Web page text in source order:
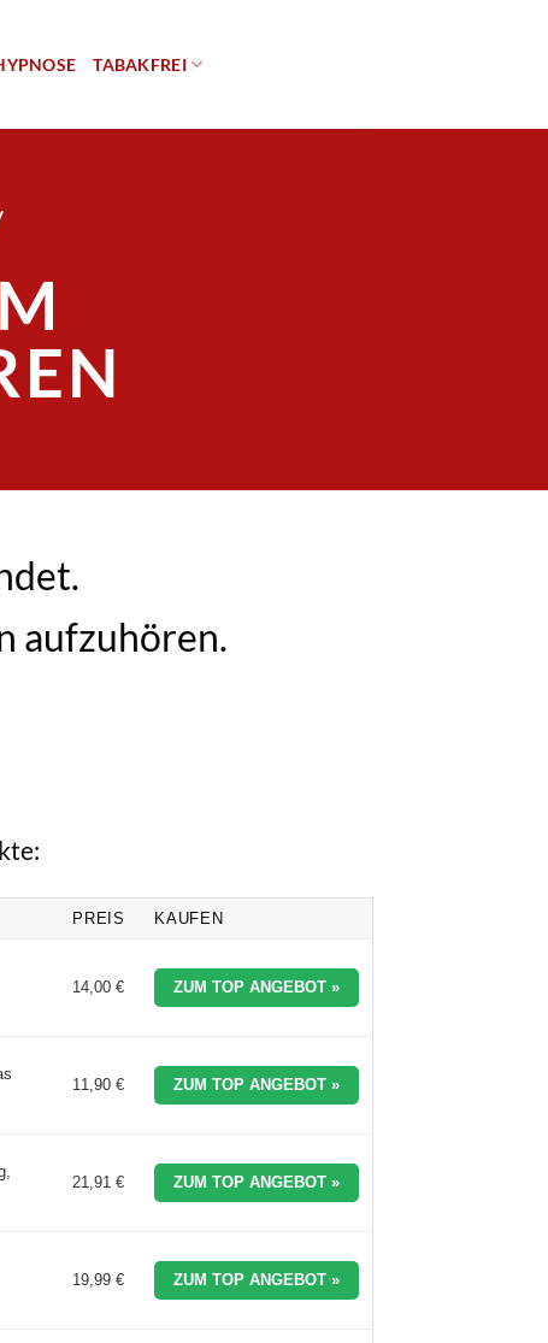
TABAKFREI
aufzuhören.
PREIS KAUFEN
14,00 € ZUM TOP ANGEBOT »
11,90 € ZUM TOP ANGEBOT »
21,91 € ZUM TOP ANGEBOT »
19,99 € ZUM TOP ANGEBOT »